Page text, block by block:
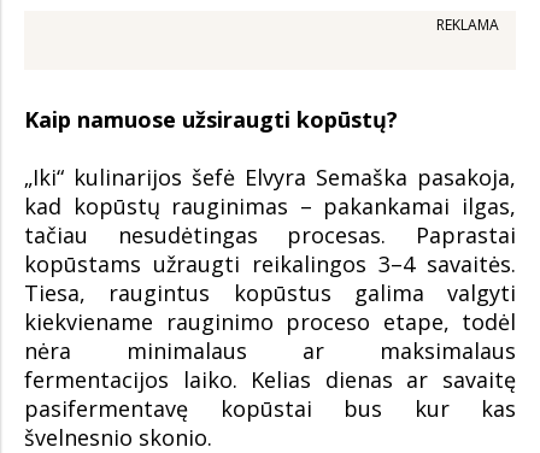
REKLAMA
Kaip namuose užsiraugti kopūstų?
„Iki“ kulinarijos šefė Elvyra Semaška pasakoja,
kad kopūstų rauginimas – pakankamai ilgas,
tačiau nesudėtingas procesas. Paprastai
kopūstams užraugti reikalingos 3–4 savaitės.
Tiesa, raugintus kopūstus galima valgyti
kiekviename rauginimo proceso etape, todėl
nėra minimalaus ar maksimalaus
fermentacijos laiko. Kelias dienas ar savaitę
pasifermentavę kopūstai bus kur kas
švelnesnio skonio.